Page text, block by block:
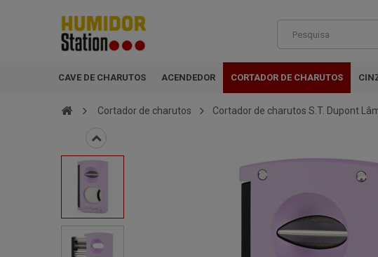
CAVE DE CHARUTOS ACENDEDOR CORTADOR DE CHARUTOS
Cortador de charutos Cortador de charutos S.T. Dupont